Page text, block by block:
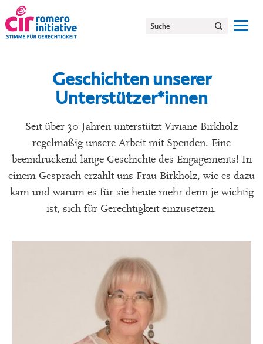
Geschichten unserer
Unterstützer*innen
Seit über 30 Jahren unterstützt Viviane Birkholz
regelmäßig unsere Arbeit mit Spenden. Eine
beeindruckend lange Geschichte des Engagements! In
einem Gespräch erzählt uns Frau Birkholz, wie es dazu
kam und warum es für sie heute mehr denn je wichtig
ist, sich für Gerechtigkeit einzusetzen.